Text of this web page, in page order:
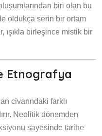
biri olan bu
oldukça serin bir ortam
ışıkla birleşince mistik bir
Etnografya
civarındaki farklı
Neolitik dönemden
sayesinde tarihe